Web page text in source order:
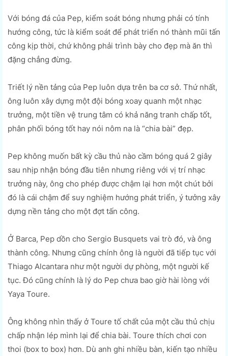
Với bóng đá của Pep, kiểm soát bóng nhưng phải có tính
hướng công, tức là kiểm soát để phát triển nó thành mũi tấn
công kịp thời, chứ không phải trình bày cho đẹp mà ăn thì
đặng chẳng đừng.
Triết lý nền tảng của Pep luôn dựa trên ba cơ sở. Thứ nhất,
ông luôn xây dựng một đội bóng xoay quanh một nhạc
trưởng, một tiền vệ trung tâm có khả năng tranh chấp tốt,
phân phối bóng tốt hay nói nôm na là “chia bài” đẹp.
Pep không muốn bất kỳ cầu thủ nào cầm bóng quá 2 giây
sau nhịp nhận bóng đầu tiên nhưng riêng với vị trí nhạc
trưởng này, ông cho phép được chậm lại hơn một chút bởi
đó là cái chậm để suy nghiệm hướng phát triển, ý tưởng xây
dựng nền tảng cho một đợt tấn công.
Ở Barca, Pep dồn cho Sergio Busquets vai trò đó, và ông
thành công. Nhưng cũng chính ông là người đã tiếp tục với
Thiago Alcantara như một người dự phòng, một người kế
tục. Đó cũng chính là lý do Pep chưa bao giờ hài lòng với
Yaya Toure.
Ông không nhìn thấy ở Toure tố chất của một cầu thủ chịu
chấp nhận lép mình lại để chia bài. Toure thích chơi con
thoi (box to box) hơn. Dù anh ghi nhiều bàn, kiến tạo nhiều